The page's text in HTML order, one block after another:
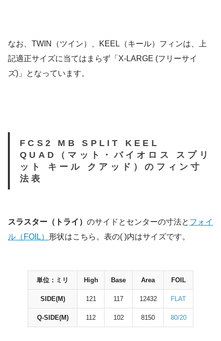
なお、TWIN（ツイン）、KEEL（キール）フィンは、上
記適正サイズに当てはまらず「X-LARGE (フリーサイ
ズ)」となっています。
FCS2 MB SPLIT KEEL
QUAD（マット・バイオロス スプリ
ット キール クアッド）のフィン寸
法表
スラスター（トライ） のサイドとセンターの寸法と フォイ
ル（FOIL） 形状はこちら。表の( )内はサイズです。
単位：ミリ High Base Area FOIL
SIDE(M) 121 117 12432 FLAT
Q-SIDE(M) 112 102 8150 80/20